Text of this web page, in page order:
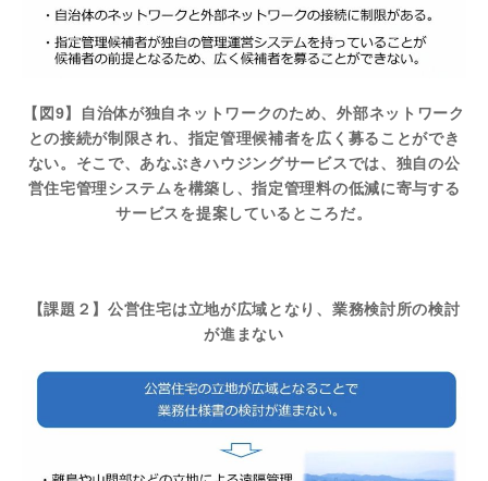
【図9】自治体が独自ネットワークのため、外部ネットワーク
との接続が制限され、指定管理候補者を広く募ることができ
ない。そこで、あなぶきハウジングサービスでは、独自の公
営住宅管理システムを構築し、指定管理料の低減に寄与する
サービスを提案しているところだ。
【課題２】公営住宅は立地が広域となり、業務検討所の検討
が進まない